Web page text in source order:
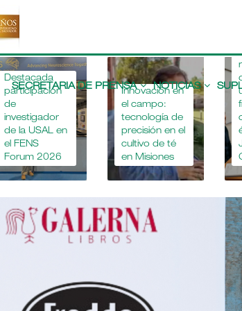
Main
navigation
SECRETARIA DE PRENSA NOTICIAS
Innovación en
el campo:
tecnología de
precisión en el
en Misiones
“La
de la
universidad
frente a un
cambio de
época” por
Jorge
Cámpora